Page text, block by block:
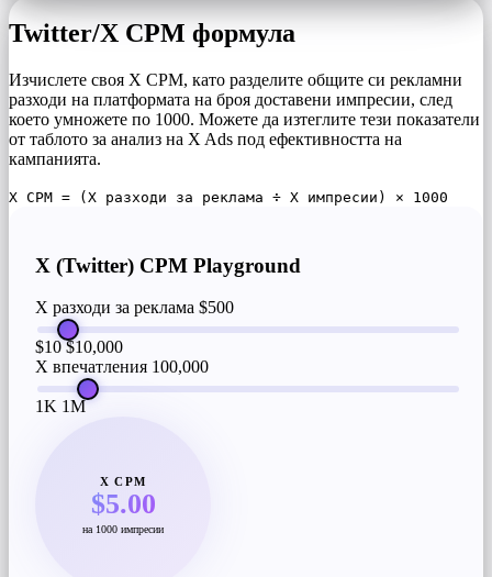
Twitter/X CPM формула
Изчислете своя X CPM, като разделите общите си рекламни
разходи на платформата на броя доставени импресии, след
което умножете по 1000. Можете да изтеглите тези показатели
от таблото за анализ на X Ads под ефективността на
кампанията.
X CPM = (X разходи за реклама ÷ X импресии) × 1000
X (Twitter) CPM Playground
X разходи за реклама $500
$10 $10,000
X впечатления 100,000
1K 1M
X CPM
$5.00
на 1000 импресии